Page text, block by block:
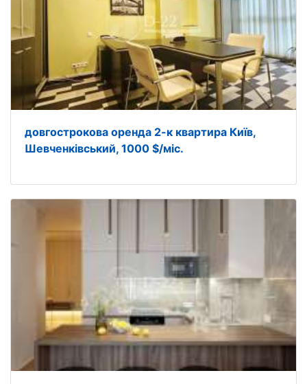
довгострокова оренда 2-к квартира Київ,
Шевченківський, 1000 $/міс.